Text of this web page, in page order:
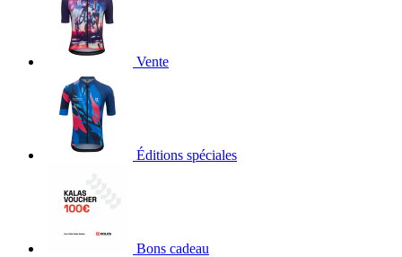
Vente
Éditions spéciales
Bons cadeau